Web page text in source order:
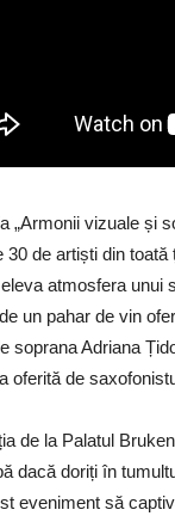
„Armonii vizuale și
30 de artiști din
atmosfera unui
un pahar de vin
soprana Adriana
oferită de
de la Palatul
dacă doriți în
eveniment să